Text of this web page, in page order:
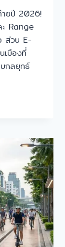
ายปี 2026!
Range
ส่วน E-
เมืองที่
กลยุทธ์